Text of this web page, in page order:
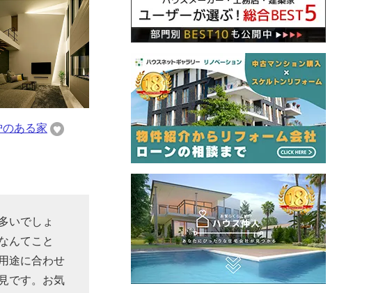
のある家
いでしょ
んてこと
途に合わせ
です。お気